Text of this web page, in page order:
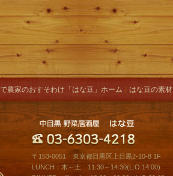
農家のおすそわけ「はな豆」ホーム はな豆の素材
〒153-0051 東京都目黒区上目黒2-10-8 1F
LUNCH：木～土 11:30～14:30(L.O.14:00)